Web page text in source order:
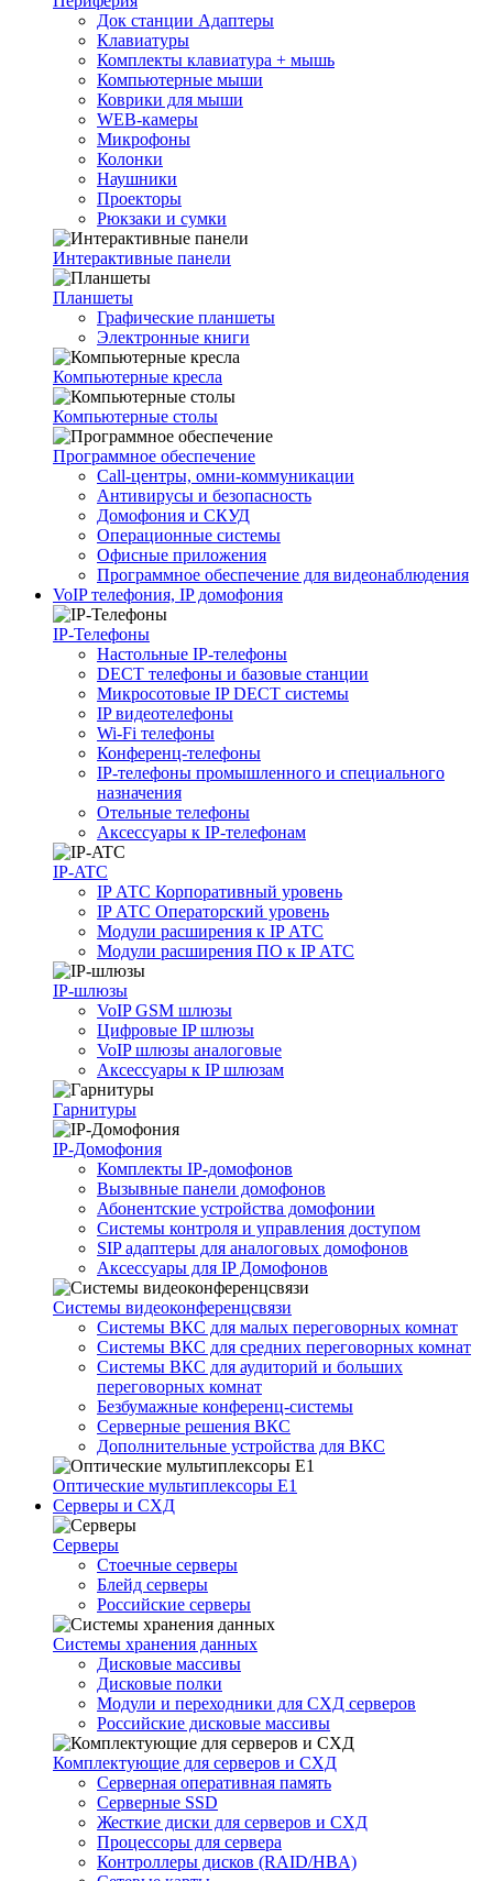
Док станции Адаптеры
Клавиатуры
Комплекты клавиатура + мышь
Компьютерные мыши
Коврики для мыши
WEB-камеры
Микрофоны
Колонки
Наушники
Проекторы
Рюкзаки и сумки
Интерактивные панели
Планшеты
Графические планшеты
Электронные книги
Компьютерные кресла
Компьютерные столы
Программное обеспечение
Call-центры, омни-коммуникации
Антивирусы и безопасность
Домофония и СКУД
Операционные системы
Офисные приложения
Программное обеспечение для видеонаблюдения
VoIP телефония, IP домофония
IP-Телефоны
Настольные IP-телефоны
DECT телефоны и базовые станции
Микросотовые IP DECT системы
IP видеотелефоны
Wi-Fi телефоны
Конференц-телефоны
IP-телефоны промышленного и специального
назначения
Отельные телефоны
Аксессуары к IP-телефонам
IP-ATC
IP АТС Корпоративный уровень
IP АТС Операторский уровень
Модули расширения к IP АТС
Модули расширения ПО к IP АТС
IP-шлюзы
VoIP GSM шлюзы
Цифровые IP шлюзы
VoIP шлюзы аналоговые
Аксессуары к IP шлюзам
Гарнитуры
IP-Домофония
Комплекты IP-домофонов
Вызывные панели домофонов
Абонентские устройства домофонии
Системы контроля и управления доступом
SIP адаптеры для аналоговых домофонов
Аксессуары для IP Домофонов
Системы видеоконференцсвязи
Системы ВКС для малых переговорных комнат
Системы ВКС для средних переговорных комнат
Системы ВКС для аудиторий и больших
переговорных комнат
Безбумажные конференц-системы
Серверные решения ВКС
Дополнительные устройства для ВКС
Оптические мультиплексоры Е1
Серверы и СХД
Серверы
Стоечные серверы
Блейд серверы
Российские серверы
Системы хранения данных
Дисковые массивы
Дисковые полки
Модули и переходники для СХД серверов
Российские дисковые массивы
Комплектующие для серверов и СХД
Серверная оперативная память
Серверные SSD
Жесткие диски для серверов и СХД
Процессоры для сервера
Контроллеры дисков (RAID/HBA)